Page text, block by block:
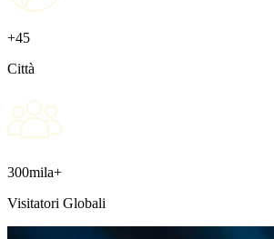
+45
Città
300mila+
Visitatori Globali